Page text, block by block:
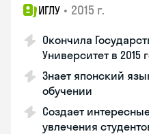
ИГЛУ • 2015 г.
Окончила
Университет в 2015
Знает японский
обучении
Создает
увлечения